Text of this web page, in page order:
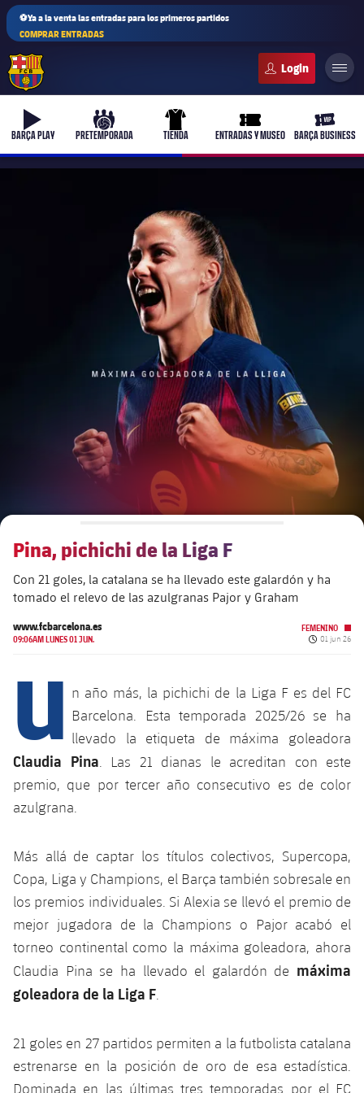
⚽Ya a la venta las entradas para los primeros partidos
COMPRAR ENTRADAS
b-play
BARÇA PLAY
culers-ball
PRETEMPORADA
uniform
TIENDA
ticket-full
ENTRADAS Y MUSEO
ticket-
BARÇA BUSINESS
Junta Directiva
Estructura ejecutiva
chevron-right
label.aria.chevronright
Órganos
chevron-right
label.aria.chevronright
Documents
chevron-right
label.aria.chevronright
chevron-right
label.aria.chevronright
plusicon
más
Más que un club
Masia 360
La Masia
Década a década
Presidentes
Jugadores de leyenda
Entrenadores
Centro de documentación
plusicon
más
Spotify Camp Nou
Palau Blaugrana
Estadi Johan Cruyff
Barça Cafe
Ciutat Esportiva
La Masia
plusicon
más
Pina, pichichi de la Liga F
Con 21 goles, la catalana se ha llevado este galardón y ha
tomado el relevo de las azulgranas Pajor y Graham
www.fcbarcelona.es
09:06AM LUNES 01 JUN.
FEMENINO
Fecha de
01 jun 26
U n año más, la pichichi de la Liga F es del FC
Barcelona. Esta temporada 2025/26 se ha
llevado la etiqueta de máxima goleadora
Claudia Pina . Las 21 dianas le acreditan con este
premio, que por tercer año consecutivo es de color
azulgrana.
Más allá de captar los títulos colectivos, Supercopa,
Copa, Liga y Champions, el Barça también sobresale en
los premios individuales. Si Alexia se llevó el premio de
mejor jugadora de la Champions o Pajor acabó el
torneo continental como la máxima goleadora, ahora
Claudia Pina se ha llevado el galardón de máxima
goleadora de la Liga F
21 goles en 27 partidos permiten a la futbolista catalana
estrenarse en la posición de oro de esa estadística.
Dominada en las últimas tres temporadas por el FC